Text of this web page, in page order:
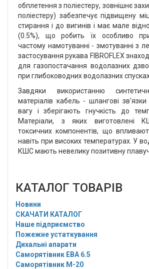
обплетення з поліестеру, зовнішнє
поліестеру) забезпечує підвищену
стирання і до вигинів і має мале
(0.5%), що робить їх особливо
частому намотуванні - змотуванні з
застосування рукава FIBROFLEX
для газопостачання водолазних
при глибоководних водолазних
Завдяки використанню
матеріалів кабель - шлангові
вагу і зберігають гнучкість до
Матеріали, з яких виготовлені
токсичних компонентів, що
навіть при високих температурах. У
КШС мають невелику позитивну
КАТАЛОГ ТОВАРІВ
Новини
СКАЧАТИ КАТАЛОГ
Наше підприємство
Пожежне устаткування
Дихальні апарати
Саморятівник EBA 6.5
Саморятівник M-20